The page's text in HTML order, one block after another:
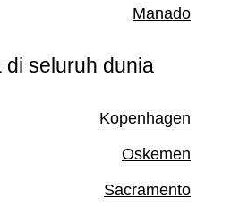
Manado
di seluruh dunia
Kopenhagen
Oskemen
Sacramento